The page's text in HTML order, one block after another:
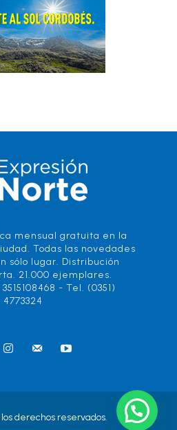
mensual gratuita en la
Todas las novedades
sólo lugar. Distribución
21.000 ejemplares.
- Tel. (0351)
4773324
derechos reservados.